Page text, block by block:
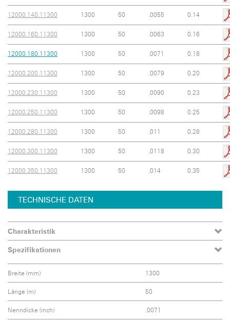
12000.140.11300 1300 50 .0055 0.14
12000.160.11300 1300 50 .0063 0.16
12000.180.11300 1300 50 .0071 0.18
12000.200.11300 1300 50 .0079 0.20
12000.230.11300 1300 50 .0090 0.23
12000.250.11300 1300 50 .0098 0.25
12000.280.11300 1300 50 .011 0.28
12000.300.11300 1300 50 .0118 0.30
12000.350.11300 1300 50 .014 0.35
TECHNISCHE DATEN
Charakteristik
Spezifikationen
Breite (mm) 1300
Länge (m) 50
Nenndicke (inch) .0071